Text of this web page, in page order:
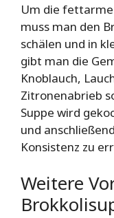
Um die
muss man den
schälen und in
gibt man die
Knoblauch,
Zitronenabrieb
Suppe wird
und
Konsistenz zu
Weitere